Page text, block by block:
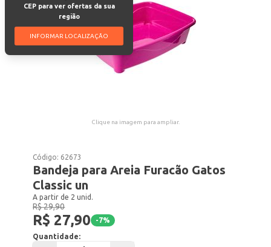
CEP para ver ofertas da sua
região
INFORMAR LOCALIZAÇÃO
Clique na imagem para ampliar.
Código: 62673
Bandeja para Areia Furacão Gatos
Classic un
A partir de 2 unid.
R$ 29,90
R$ 27,90 -7%
Quantidade: